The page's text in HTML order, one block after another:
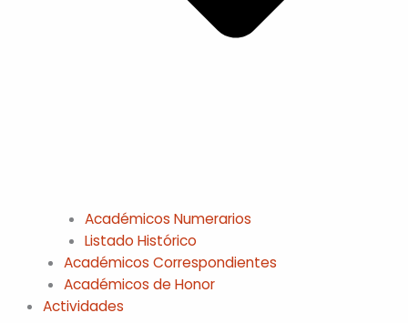
Académicos Numerarios
Listado Histórico
Académicos Correspondientes
Académicos de Honor
Actividades